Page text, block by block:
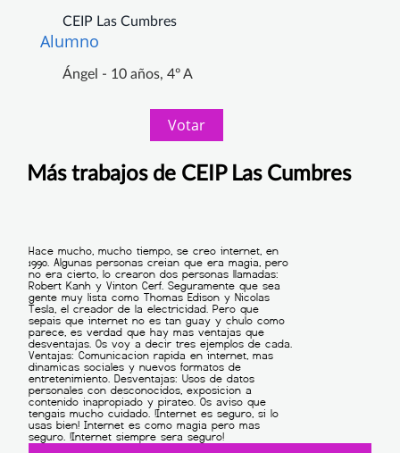
CEIP Las Cumbres
Alumno
Ángel - 10 años, 4º A
Votar
Más trabajos de CEIP Las Cumbres